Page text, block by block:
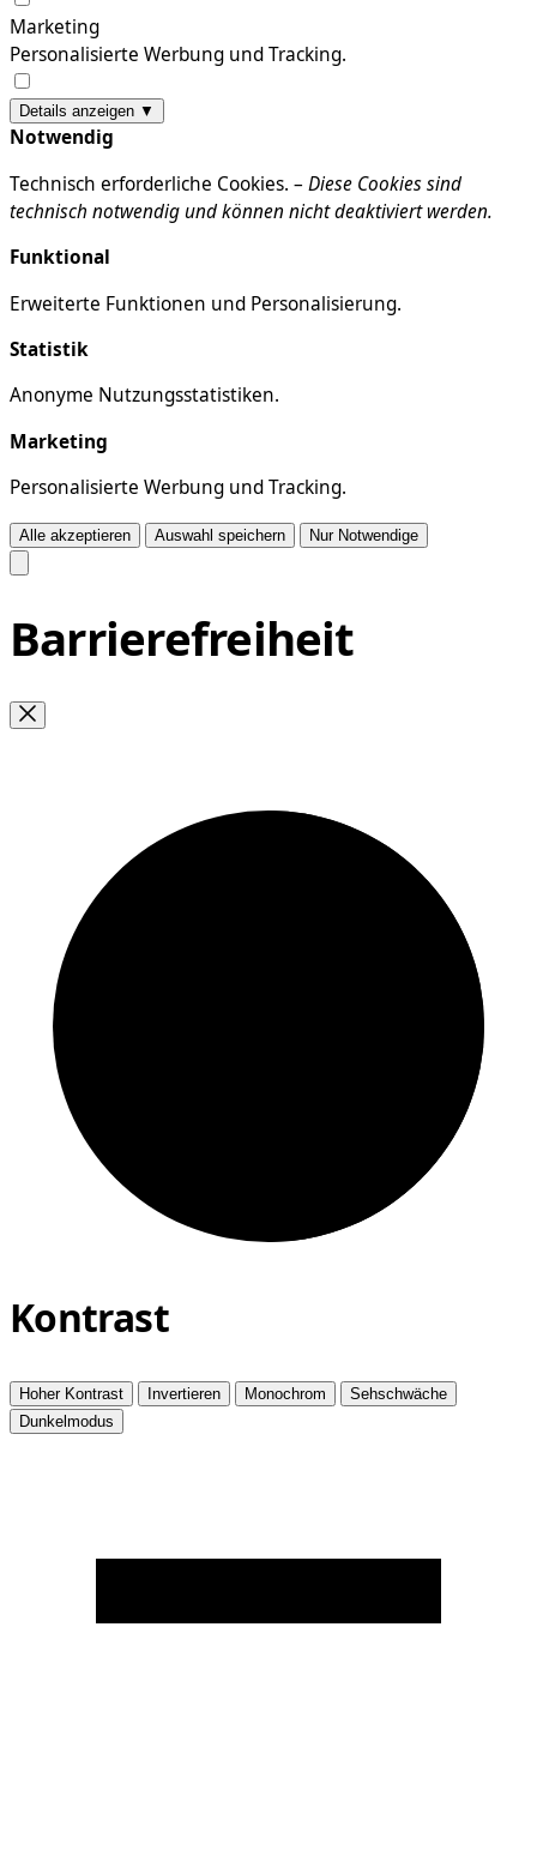
Marketing
Personalisierte Werbung und Tracking.
Details anzeigen ▼
Notwendig
Technisch erforderliche Cookies. – Diese Cookies sind
technisch notwendig und können nicht deaktiviert werden.
Funktional
Erweiterte Funktionen und Personalisierung.
Statistik
Anonyme Nutzungsstatistiken.
Marketing
Personalisierte Werbung und Tracking.
Alle akzeptieren Auswahl speichern Nur Notwendige
Barrierefreiheit
Kontrast
Hoher Kontrast Invertieren Monochrom
Sehschwäche
Dunkelmodus